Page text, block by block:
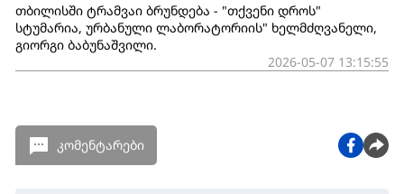
თბილისში ტრამვაი ბრუნდება - "თქვენი დროს"
სტუმარია, ურბანული ლაბორატორიის" ხელმძღვანელი,
გიორგი ბაბუნაშვილი.
2026-05-07 13:15:55
კომენტარები